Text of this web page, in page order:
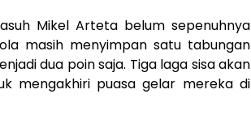
Mikel Arteta belum sepenuhnya
masih menyimpan satu tabungan
dua poin saja. Tiga laga sisa akan
mengakhiri puasa gelar mereka di